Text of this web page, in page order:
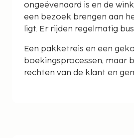
ongeëvenaard is en de
een bezoek brengen aan
ligt. Er rijden regelmatig
Een pakketreis en een
boekingsprocessen, maar
rechten van de klant en